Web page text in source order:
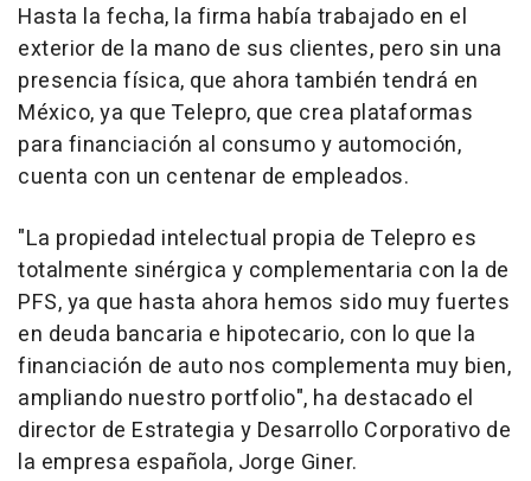
Hasta la fecha, la firma había trabajado en el
exterior de la mano de sus clientes, pero sin una
presencia física, que ahora también tendrá en
México, ya que Telepro, que crea plataformas
para financiación al consumo y automoción,
cuenta con un centenar de empleados.
"La propiedad intelectual propia de Telepro es
totalmente sinérgica y complementaria con la de
PFS, ya que hasta ahora hemos sido muy fuertes
en deuda bancaria e hipotecario, con lo que la
financiación de auto nos complementa muy bien,
ampliando nuestro portfolio", ha destacado el
director de Estrategia y Desarrollo Corporativo de
la empresa española, Jorge Giner.